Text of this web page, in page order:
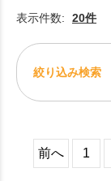
表示件数: 20件
絞り込み検索
前へ 1